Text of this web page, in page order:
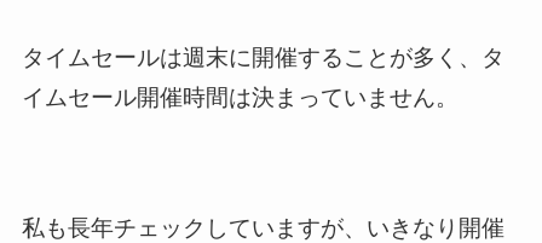
タイムセールは週末に開催することが多く、タ
イムセール開催時間は決まっていません。
私も長年チェックしていますが、いきなり開催